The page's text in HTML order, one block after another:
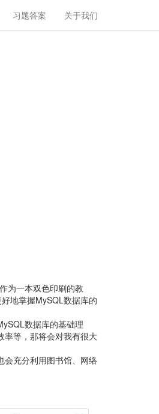
习题答案 关于我们
为一本双色印刷的教
地掌握MySQL数据库的
数据库的基础理
率等，那将会对我有很大
会充分利用图书馆、网络